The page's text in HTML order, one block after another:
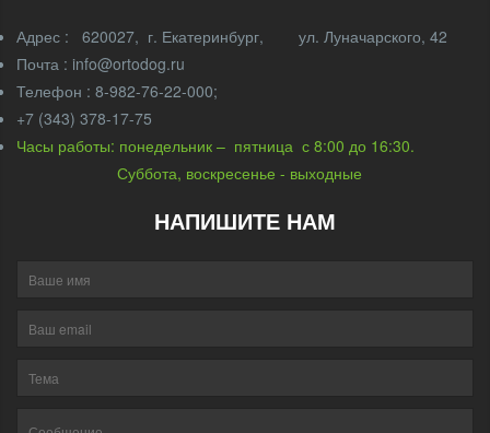
Адрес : 620027, г. Екатеринбург, ул. Луначарского, 42
Почта : info@ortodog.ru
Телефон : 8-982-76-22-000;
+7 (343) 378-17-75
Часы работы: понедельник – пятница с 8:00 до 16:30.
Суббота, воскресенье - выходные
НАПИШИТЕ НАМ